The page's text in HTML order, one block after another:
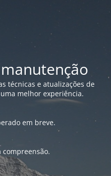
técnicas e atualizações de
melhor experiência.
em breve.
compreensão.